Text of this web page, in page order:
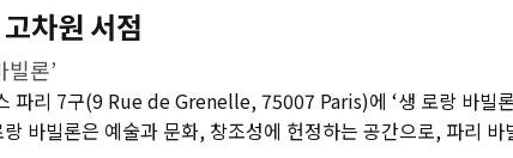
차원 서점
론’
파리 7구(9 Rue de Grenelle, 75007 Paris)에 ‘생 로랑 바
바빌론은 예술과 문화, 창조성에 헌정하는 공간으로, 파리 바